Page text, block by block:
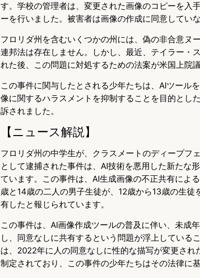
す。学校の管理者は、変更された画像のコピーを入
ーを行いました。被害者は画像の作成に同意してい
フロリダ州を含むいくつかの州には、偽の非合意ヌ
連邦法は存在しません。しかし、最近、テイラー・
れた後、この問題に対処するための法案が米国上院
この事件に関与したとされる少年たちは、AIツール
像に関するハラスメントを抑制することを目的とし
訴されました。
【ニュース解説】
フロリダ州の中学生が、クラスメートのディープフ
として逮捕された事件は、AI技術を悪用した新たな
ています。この事件は、AI生成画像の不正共有によ
歳と14歳の二人の男子生徒が、12歳から13歳の生
有したと報じられています。
この事件は、AI画像作成ツールの普及に伴い、未成
し、同意なしに共有するという問題が浮上している
は、2022年に人の同意なしに性的な描写が変更さ
制定されており、この事件の少年たちはその法律に